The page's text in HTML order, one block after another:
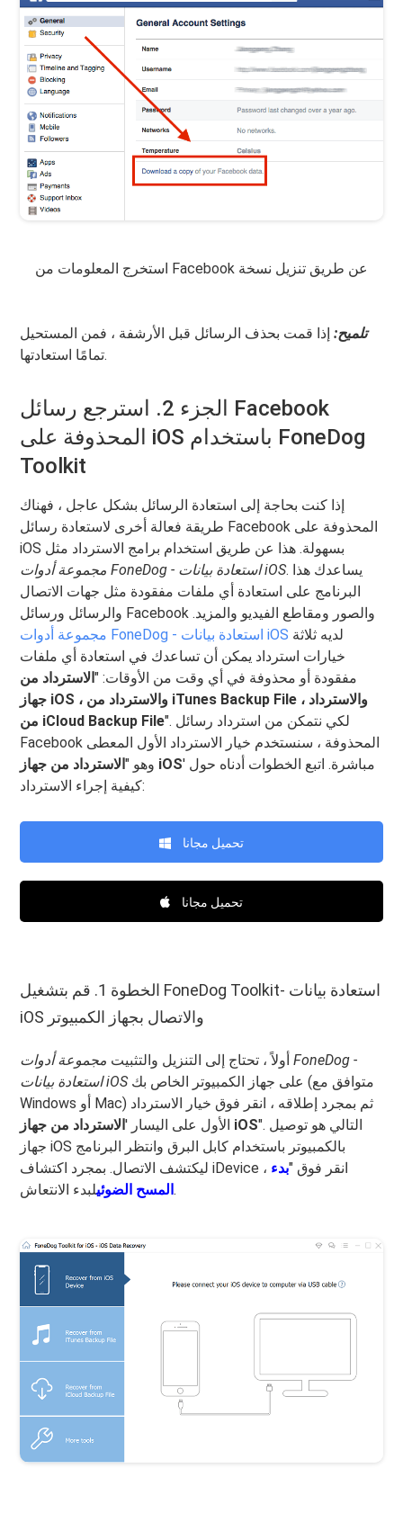
استخرج المعلومات من Facebook عن طريق تنزيل نسخة
تلميح: إذا قمت بحذف الرسائل قبل الأرشفة ، فمن المستحيل
تمامًا استعادتها.
الجزء 2. استرجع رسائل Facebook
المحذوفة على iOS باستخدام FoneDog
Toolkit
إذا كنت بحاجة إلى استعادة الرسائل بشكل عاجل ، فهناك
طريقة فعالة أخرى لاستعادة رسائل Facebook المحذوفة على
iOS بسهولة. هذا عن طريق استخدام برامج الاسترداد مثل
مجموعة أدوات FoneDog - استعادة بيانات iOS. يساعدك هذا
البرنامج على استعادة أي ملفات مفقودة مثل جهات الاتصال
والرسائل ورسائل Facebook والصور ومقاطع الفيديو والمزيد.
مجموعة أدوات FoneDog - استعادة بيانات iOS
خيارات استرداد يمكن أن تساعدك في استعادة أي ملفات
مفقودة أو محذوفة في أي وقت من الأوقات: "الاسترداد من
جهاز iOS ، والاسترداد من iTunes Backup File ، والاسترداد
من iCloud Backup File". لكي نتمكن من استرداد رسائل
Facebook المحذوفة ، سنستخدم خيار الاسترداد الأول المعطى
وهو " الاسترداد من جهاز iOS' مباشرة. اتبع الخطوات أدناه حول
كيفية إجراء الاسترداد:
تحميل مجانا
تحميل مجانا
الخطوة 1. قم بتشغيل FoneDog Toolkit- استعادة بيانات
iOS والاتصال بجهاز الكمبيوتر
أولاً ، تحتاج إلى التنزيل والتثبيت مجموعة أدوات FoneDog -
استعادة بيانات iOS على جهاز الكمبيوتر الخاص بك (متوافق مع
Windows أو Mac) ثم بمجرد إطلاقه ، انقر فوق خيار الاسترداد
الأول على اليسار ' الاسترداد من جهاز iOS". التالي هو توصيل
جهاز iOS بالكمبيوتر باستخدام كابل البرق وانتظر البرنامج
ليكتشف الاتصال. بمجرد اكتشاف iDevice ، انقر فوق "بدء
المسح الضوئيلبدء الانتعاش.